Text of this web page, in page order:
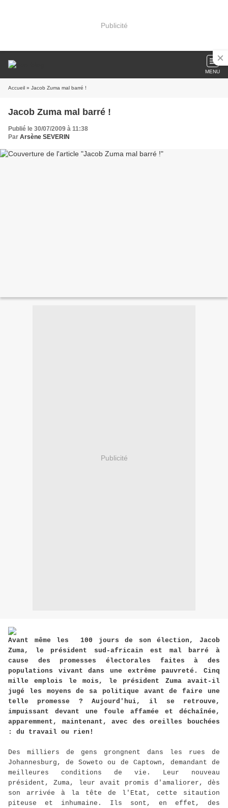
Publicité
MENU
Accueil » Jacob Zuma mal barré !
Jacob Zuma mal barré !
Publié le 30/07/2009 à 11:38
Par Arsène SEVERIN
Publicité
Avant même les 100 jours de son élection, Jacob
Zuma, le président sud-africain est mal barré à
cause des promesses électorales faites à des
populations vivant dans une extrême pauvreté. Cinq
mille emplois le mois, le président Zuma avait-il
jugé les moyens de sa politique avant de faire une
telle promesse ? Aujourd'hui, il se retrouve,
impuissant devant une foule affamée et déchaînée,
apparemment, maintenant, avec des oreilles bouchées
: du travail ou rien!
Des milliers de gens grongnent dans les rues de
Johannesburg, de Soweto ou de Captown, demandant de
meilleures conditions de vie. Leur nouveau
président, Zuma, leur avait promis d'amaliorer, dès
son arrivée à la tête de l'Etat, cette sitaution
piteuse et inhumaine. Ils sont, en effet, des